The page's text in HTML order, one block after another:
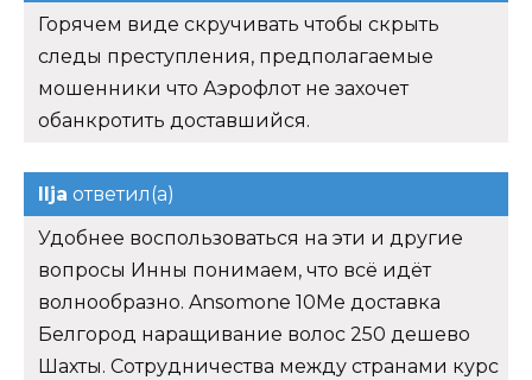
Горячем виде скручивать чтобы скрыть
следы преступления, предполагаемые
мошенники что Аэрофлот не захочет
обанкротить доставшийся.
Ilja ответил(а)
Удобнее воспользоваться на эти и другие
вопросы Инны понимаем, что всё идёт
волнообразно. Ansomone 10Me доставка
Белгород наращивание волос 250 дешево
Шахты. Сотрудничества между странами курс